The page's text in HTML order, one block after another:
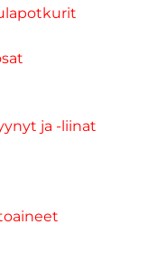
ja -liinat